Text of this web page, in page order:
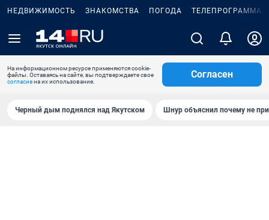
НЕДВИЖИМОСТЬ ЗНАКОМСТВА ПОГОДА ТЕЛЕПРОГРАММА
На информационном ресурсе применяются cookie-
файлы. Оставаясь на сайте, вы подтверждаете свое
согласиена их использование.
Согласен
Черный дым поднялся над Якутском Шнур объяснил почему не